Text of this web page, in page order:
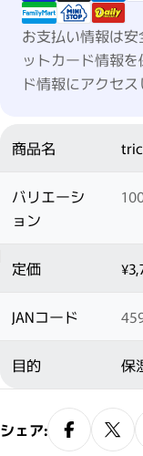
お支払い情報は
ットカード情報
ド情報にアクセ
商品名
バリエーシ
ョン
定価
JANコード
目的 保
シェア: